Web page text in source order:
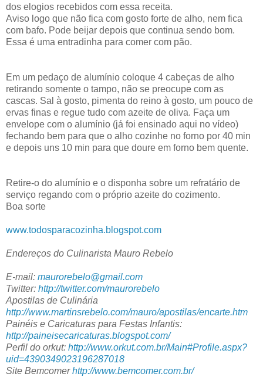
dos elogios recebidos com essa receita.
Aviso logo que não fica com gosto forte de alho, nem fica
com bafo. Pode beijar depois que continua sendo bom.
Essa é uma entradinha para comer com pão.
Em um pedaço de alumínio coloque 4 cabeças de alho
retirando somente o tampo, não se preocupe com as
cascas. Sal à gosto, pimenta do reino à gosto, um pouco de
ervas finas e regue tudo com azeite de oliva. Faça um
envelope com o alumínio (já foi ensinado aqui no vídeo)
fechando bem para que o alho cozinhe no forno por 40 min
e depois uns 10 min para que doure em forno bem quente.
Retire-o do alumínio e o disponha sobre um refratário de
serviço regando com o próprio azeite do cozimento.
Boa sorte
www.todosparacozinha.blogspot.com
Endereços do Culinarista Mauro Rebelo
E-mail: maurorebelo@gmail.com
Twitter: http://twitter.com/maurorebelo
Apostilas de Culinária
http://www.martinsrebelo.com/mauro/apostilas/encarte.htm
Painéis e Caricaturas para Festas Infantis:
http://paineisecaricaturas.blogspot.com/
Perfil do orkut: http://www.orkut.com.br/Main#Profile.aspx?
uid=4390349023196287018
Site Bemcomerhttp://www.bemcomer.com.br/